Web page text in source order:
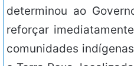
determinou ao
reforçar
comunidades